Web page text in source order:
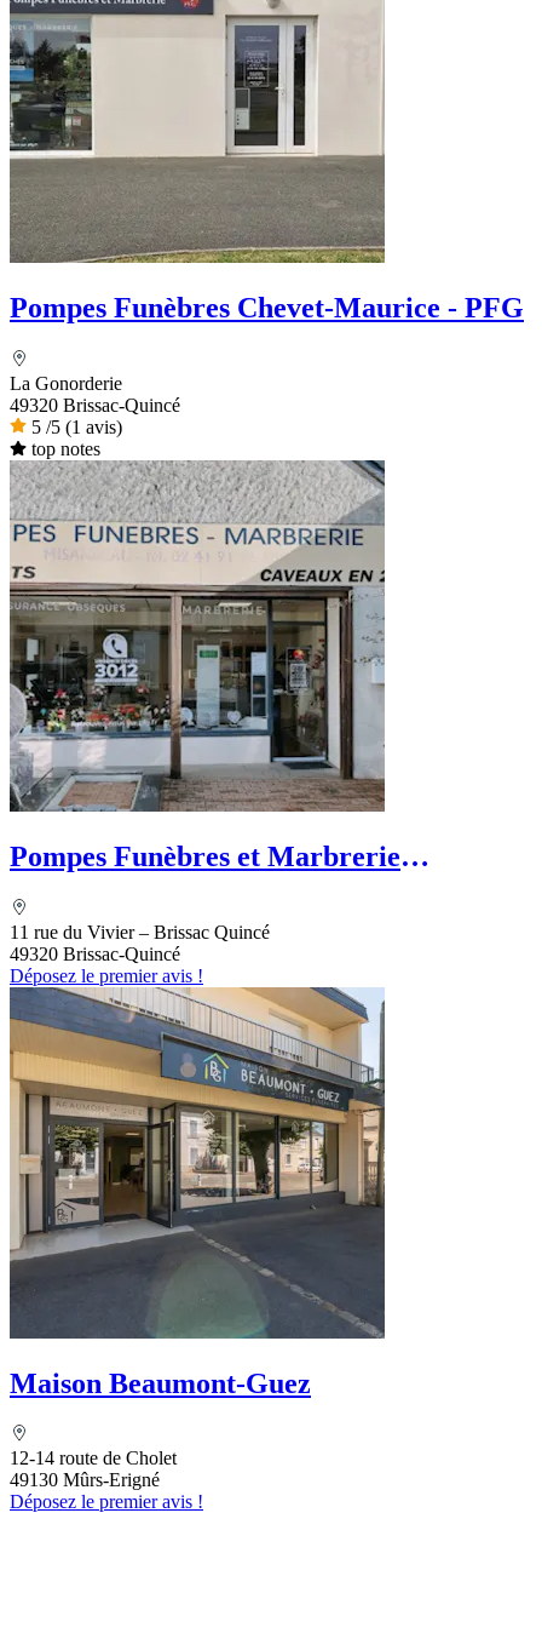
Pompes Funèbres Chevet-Maurice - PFG
La Gonorderie
49320 Brissac-Quincé
5 /5 (1 avis)
top notes
Pompes Funèbres et Marbrerie
11 rue du Vivier – Brissac Quincé
49320 Brissac-Quincé
Déposez le premier avis !
Maison Beaumont-Guez
12-14 route de Cholet
49130 Mûrs-Erigné
Déposez le premier avis !